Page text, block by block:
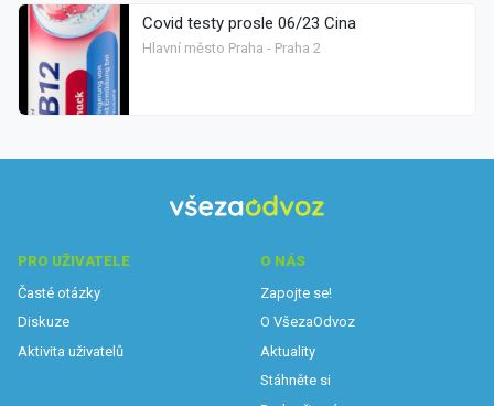
Covid testy prosle 06/23 Cina
Hlavní město Praha - Praha 2
PRO UŽIVATELE
Časté otázky
Diskuze
Aktivita uživatelů
O NÁS
Zapojte se!
O VšezaOdvoz
Aktuality
Stáhněte si